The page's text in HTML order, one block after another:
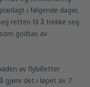
i følgende dager,
retten til å trekke seg
godtas av
av flybilletter
gjøre det i løpet av 7